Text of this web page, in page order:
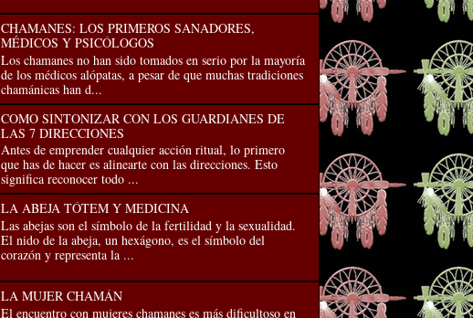
CHAMANES: LOS PRIMEROS SANADORES,
MÉDICOS Y PSICÓLOGOS
Los chamanes no han sido tomados en serio por la mayo­ría
de los médicos alópatas, a pesar de que muchas tradiciones
chamánicas han d...
COMO SINTONIZAR CON LOS GUARDIANES DE
LAS 7 DIRECCIONES
Antes de emprender cualquier acción ritual, lo primero
que has de hacer es alinearte con las direcciones. Esto
significa reconocer todo ...
LA ABEJA TÓTEM Y MEDICINA
Las abejas son el símbolo de la fertilidad y la sexualidad.
El nido de la abeja, un hexágono, es el símbolo del
corazón y representa la ...
LA MUJER CHAMÁN
El encuentro con mujeres chamanes es más diﬁcultoso en